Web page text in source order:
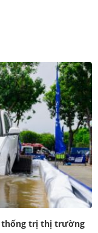
thống trị thị trường